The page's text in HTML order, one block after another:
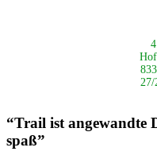
27/
“Trail ist angewandte
spaß”